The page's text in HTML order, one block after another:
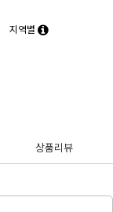
지역별
상품리뷰